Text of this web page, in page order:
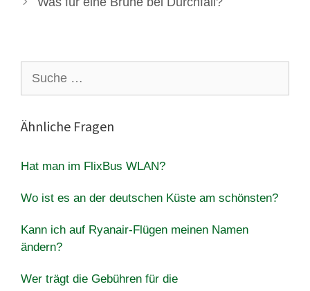
nach:
Ähnliche Fragen
Hat man im FlixBus WLAN?
Wo ist es an der deutschen Küste am schönsten?
Kann ich auf Ryanair-Flügen meinen Namen
ändern?
Wer trägt die Gebühren für die